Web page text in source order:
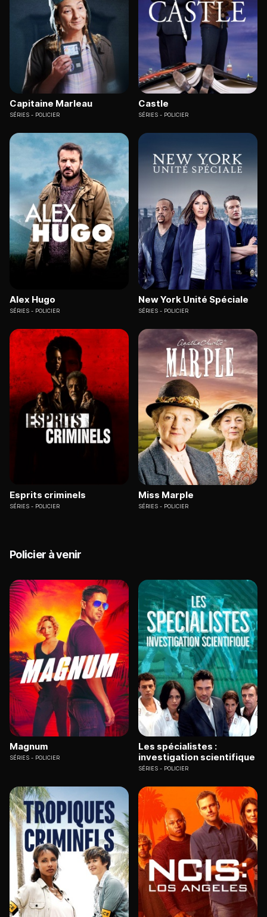
Capitaine Marleau
SÉRIES POLICIER
Castle
SÉRIES POLICIER
Alex Hugo
SÉRIES POLICIER
New York Unité Spéciale
SÉRIES POLICIER
Esprits criminels
SÉRIES POLICIER
Miss Marple
SÉRIES POLICIER
Policier à venir
Magnum
SÉRIES POLICIER
Les spécialistes :
investigation scientifique
SÉRIES POLICIER